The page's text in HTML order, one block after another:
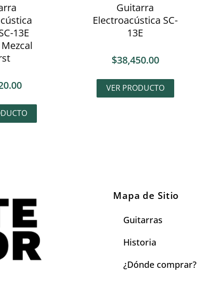
13E
Guitarra
Electroacústica SC-
13E
$38,450.00
VER PRODUCTO
Mapa de Sitio
Guitarras
Historia
¿Dónde comprar?